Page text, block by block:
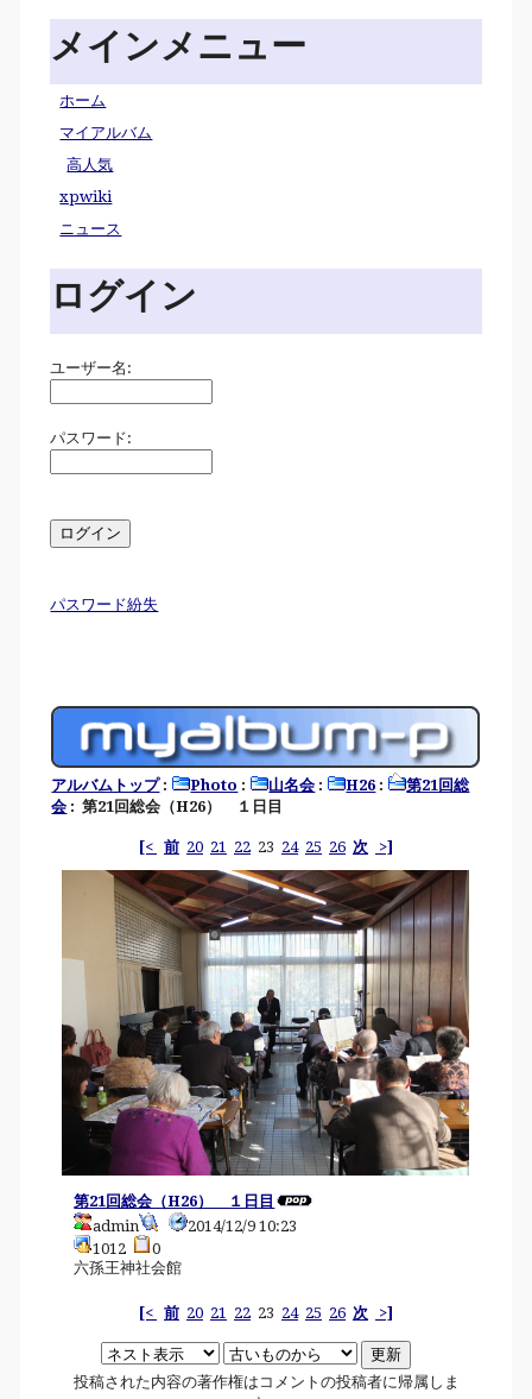
メインメニュー
ホーム
マイアルバム
高人気
xpwiki
ニュース
ログイン
ユーザー名:
パスワード:
パスワード紛失
アルバムトップ: Photo : 山名会 : H26 :
第21回総
会 : 第21回総会（H26） １日目
[< 前 20 21 22 23 24 25 26 次 >]
第21回総会（H26） １日目
admin
2014/12/9 10:23
1012
0
六孫王神社会館
[< 前 20 21 22 23 24 25 26 次 >]
投稿された内容の著作権はコメントの投稿者に帰属しま